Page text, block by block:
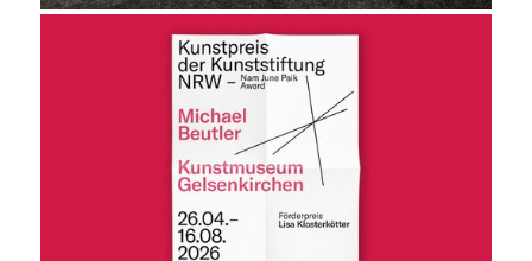
projekt
kontakt
home